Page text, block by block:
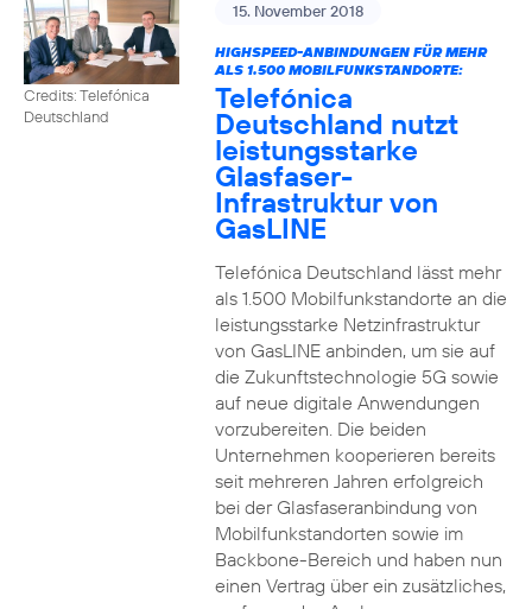
Credits: Telefónica
Deutschland
15. November 2018
HIGHSPEED-ANBINDUNGEN FÜR MEHR
ALS 1.500 MOBILFUNKSTANDORTE:
Telefónica
Deutschland nutzt
leistungsstarke
Glasfaser-
Infrastruktur von
GasLINE
Telefónica Deutschland lässt mehr
als 1.500 Mobilfunkstandorte an die
leistungsstarke Netzinfrastruktur
von GasLINE anbinden, um sie auf
die Zukunftstechnologie 5G sowie
auf neue digitale Anwendungen
vorzubereiten. Die beiden
Unternehmen kooperieren bereits
seit mehreren Jahren erfolgreich
bei der Glasfaseranbindung von
Mobilfunkstandorten sowie im
Backbone-Bereich und haben nun
einen Vertrag über ein zusätzliches,